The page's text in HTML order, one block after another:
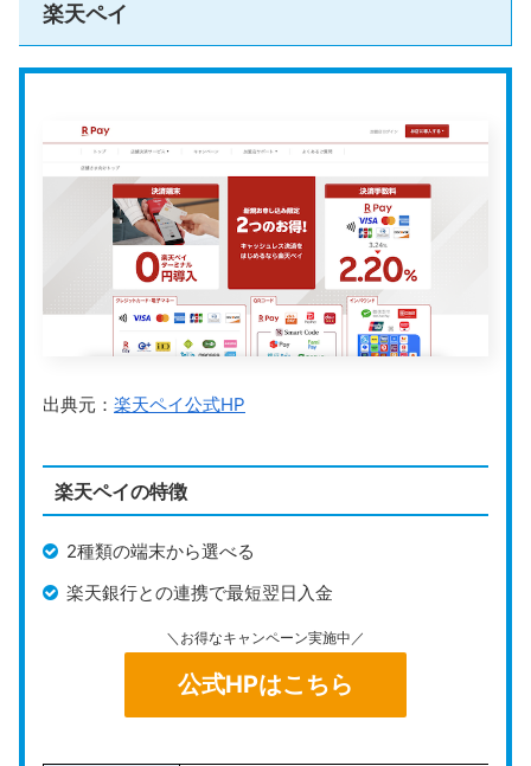
決済手数料
クレジットカード（VISA・Mastercard
QRコード決済（PayPay・楽天ペイなど
入金サイクル 月2回（15日締め・月末締め、翌月15日払い
運営会社
公式HP https://www.postas.co.jp/
POS+（ポスタス） は、パーソルグループのポスタス株
機能を備えており、それぞれの業界に合った店舗運営を
サポートします。
別のニーズに応じたオプションを低コストで追加できる
シンプルで直感的な操作性に優れており、
楽天ペイ
出典元： 楽天ペイ公式HP
楽天ペイの特徴
2種類の端末から選べる
楽天銀行との連携で最短翌日入金
＼お得なキャンペーン実施中／
公式HPはこちら